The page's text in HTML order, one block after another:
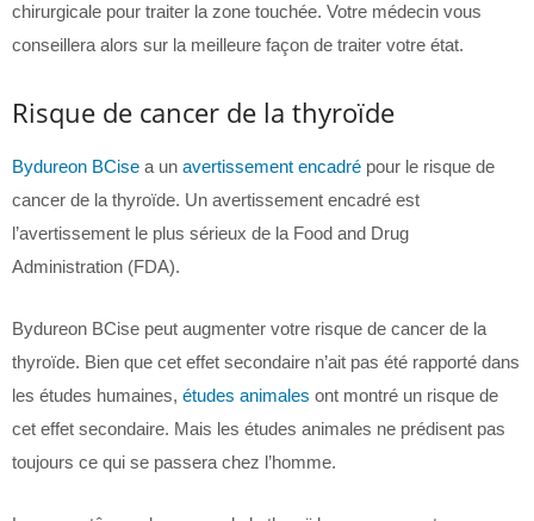
chirurgicale pour traiter la zone touchée. Votre médecin vous
conseillera alors sur la meilleure façon de traiter votre état.
Risque de cancer de la thyroïde
Bydureon BCise a un avertissement encadré pour le risque de
cancer de la thyroïde. Un avertissement encadré est
l’avertissement le plus sérieux de la Food and Drug
Administration (FDA).
Bydureon BCise peut augmenter votre risque de cancer de la
thyroïde. Bien que cet effet secondaire n’ait pas été rapporté dans
les études humaines, études animales ont montré un risque de
cet effet secondaire. Mais les études animales ne prédisent pas
toujours ce qui se passera chez l’homme.